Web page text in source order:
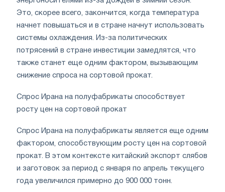
Это, скорее всего, закончится, когда температура
начнет повышаться и в стране начнут использовать
системы охлаждения. Из-за политических
потрясений в стране инвестиции замедлятся, что
также станет еще одним фактором, вызывающим
снижение спроса на сортовой прокат.
Спрос Ирана на полуфабрикаты способствует
росту цен на сортовой прокат
Спрос Ирана на полуфабрикаты является еще одним
фактором, способствующим росту цен на сортовой
прокат. В этом контексте китайский экспорт слябов
и заготовок за период с января по апрель текущего
года увеличился примерно до 900 000 тонн.